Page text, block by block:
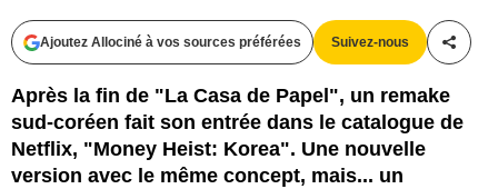
Ajoutez Allociné à vos sources préférées Suivez-nous
Après la fin de "La Casa de Papel", un remake
sud-coréen fait son entrée dans le catalogue de
Netflix, "Money Heist: Korea". Une nouvelle
version avec le même concept, mais... un